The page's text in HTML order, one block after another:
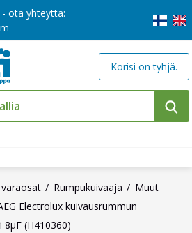
ota yhteyttä:
Korisi on tyhjä.
Rumpukuivaaja
Muut
Electrolux kuivausrummun
(H410360)